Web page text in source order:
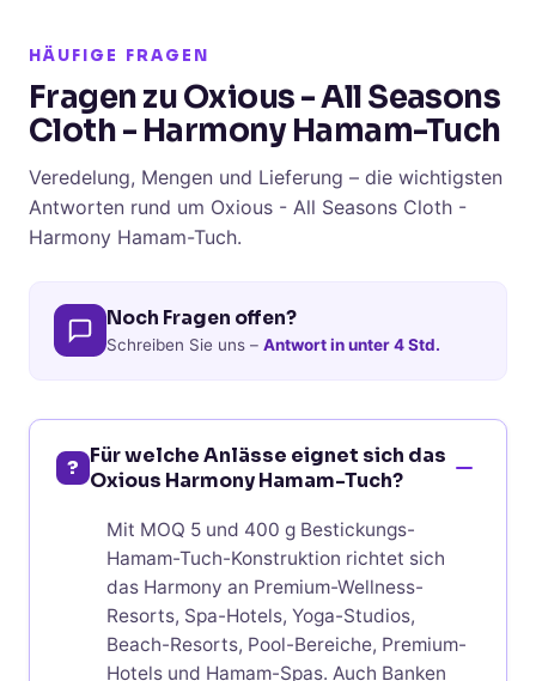
HÄUFIGE FRAGEN
Fragen zu Oxious - All Seasons
Cloth - Harmony Hamam-Tuch
Veredelung, Mengen und Lieferung – die wichtigsten
Antworten rund um Oxious - All Seasons Cloth -
Harmony Hamam-Tuch.
Noch Fragen offen?
Schreiben Sie uns – Antwort in unter 4 Std.
? Für welche Anlässe eignet sich das
Oxious Harmony Hamam-Tuch?
Mit MOQ 5 und 400 g Bestickungs-
Hamam-Tuch-Konstruktion richtet sich
das Harmony an Premium-Wellness-
Resorts, Spa-Hotels, Yoga-Studios,
Beach-Resorts, Pool-Bereiche, Premium-
Hotels und Hamam-Spas. Auch Banken